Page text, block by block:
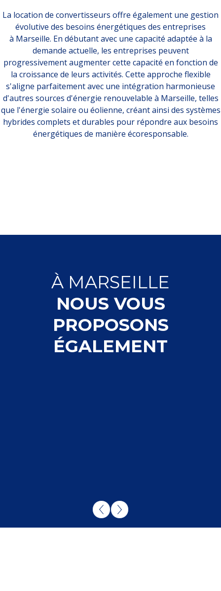
La location de convertisseurs offre également une gestion
évolutive des besoins énergétiques des entreprises
à Marseille. En débutant avec une capacité adaptée à la
demande actuelle, les entreprises peuvent
progressivement augmenter cette capacité en fonction de
la croissance de leurs activités. Cette approche flexible
s'aligne parfaitement avec une intégration harmonieuse
d'autres sources d'énergie renouvelable à Marseille, telles
que l'énergie solaire ou éolienne, créant ainsi des systèmes
hybrides complets et durables pour répondre aux besoins
énergétiques de manière écoresponsable.
À MARSEILLE
NOUS VOUS
PROPOSONS
ÉGALEMENT